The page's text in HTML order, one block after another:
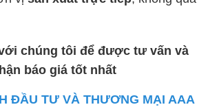
chúng tôi để được tư vấn và
báo giá tốt nhất
ĐẦU TƯ VÀ THƯƠNG MẠI AAA